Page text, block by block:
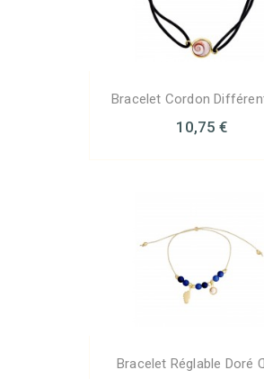
Bracelet Cordon
10,75 €
Bracelet Réglable Doré